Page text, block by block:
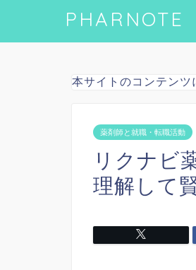
PHARNOTE
本サイトのコンテンツ
薬剤師と就職・転職活動
リクナビ
理解して